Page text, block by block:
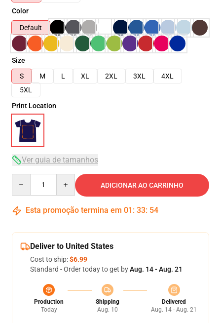
Color
Default
Size
S
M L XL 2XL 3XL
4XL
5XL
Print Location
Ver guia de tamanhos
ADICIONAR AO CARRINHO
Esta promoção termina em 01 : 33: 54
Deliver to United States
Cost to ship:$6.99
Standard - Order today to get byAug. 14 - Aug. 21
Production
Today
Shipping
Aug. 10
Delivered
Aug. 14 - Aug. 21